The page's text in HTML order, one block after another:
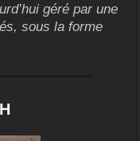
géré par une
sous la forme